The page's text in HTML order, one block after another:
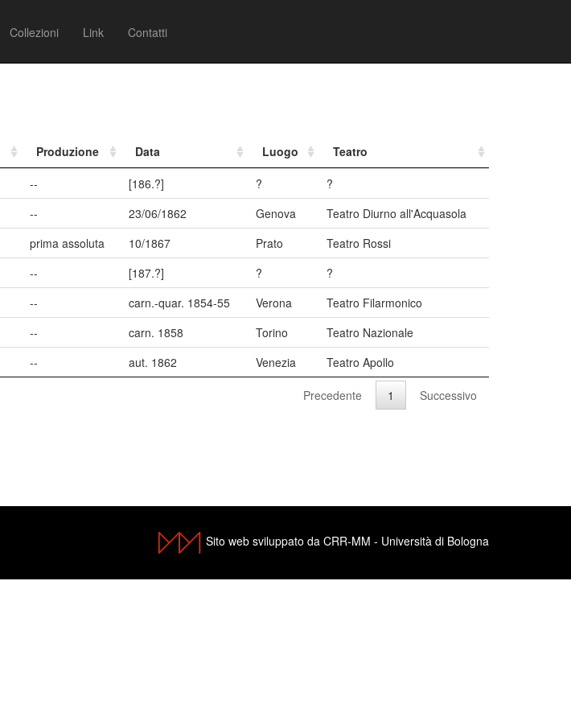
Collezioni Link Contatti
Produzione Data Luogo
Teatro
-- [186.?] ?
?
-- 23/06/1862 Genova
Teatro Diurno all'Acquasola
prima assoluta 10/1867 Prato
Teatro Rossi
-- [187.?] ?
?
-- carn.-quar. 1854-55 Verona
Teatro Filarmonico
-- carn. 1858 Torino
Teatro Nazionale
-- aut. 1862 Venezia
Teatro Apollo
Precedente 1 Successivo
Sito web sviluppato da CRR-MM - Università di Bologna